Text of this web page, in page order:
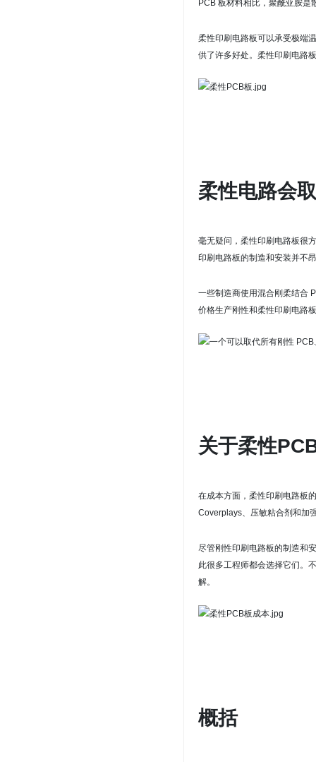
PCB 板材料相比，聚酰亚胺是
柔性印刷电路板可以承受极端
供了许多好处。 柔性印刷电路
柔性电路会
毫无疑问，柔性印刷电路板很
印刷电路板的制造和安装并不
一些制造商使用混合刚柔结合
价格生产刚性和柔性印刷电路
关于柔性
在成本方面，柔性印刷电路板
Coverplays、压敏粘合剂和加
尽管刚性印刷电路板的制造和
此很多工程师都会选择它们。
解。
概括